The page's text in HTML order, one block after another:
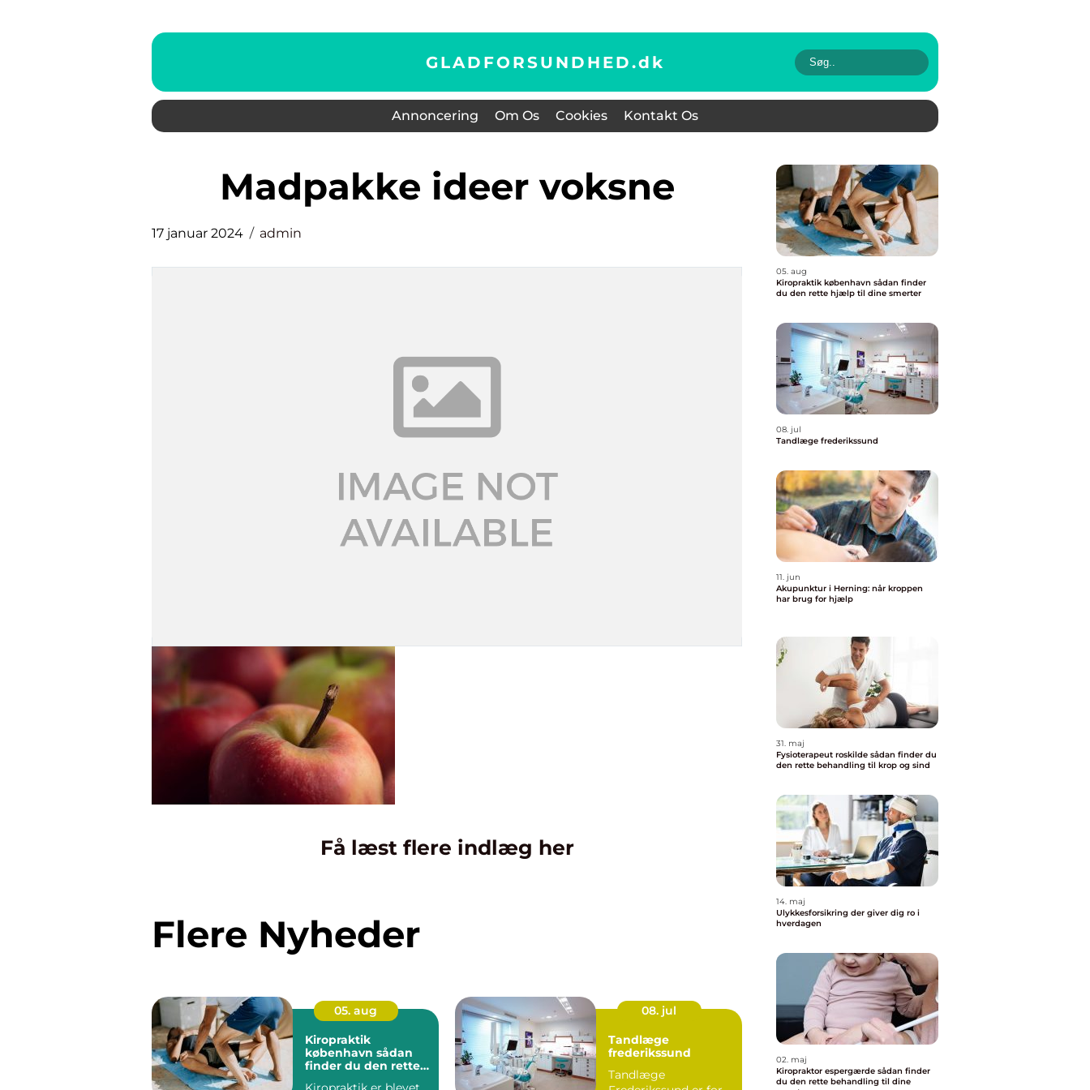
GLADFORSUNDHED.dk
Annoncering Om Os Cookies Kontakt Os
madpakke ideer voksne
17 januar 2024 admin
Få læst flere indlæg her
Flere Nyheder
05. aug
Kiropraktik
københavn sådan
finder du den rette
08. jul
Tandlæge
frederikssund
Tandlæge
05. aug
Kiropraktik københavn sådan finder
du den rette hjælp til dine smerter
08. jul
Tandlæge frederikssund
11. jun
Akupunktur i Herning: når kroppen
har brug for hjælp
31. maj
Fysioterapeut roskilde sådan finder du
den rette behandling til krop og sind
14. maj
Ulykkesforsikring der giver dig ro i
hverdagen
02. maj
Kiropraktor espergærde sådan finder
du den rette behandling til dine